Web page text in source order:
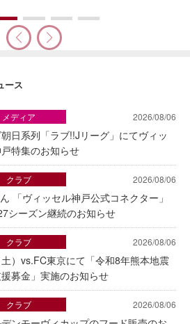
ース
2026/08/06
日系列「ラブ!!Jリーグ」にてヴィッ
特集のお知らせ
メディア
2026/08/06
「ヴィッセル神戸公式コネクター」
シーズン継続のお知らせ
クラブ
2026/08/06
）vs.FC東京にて「令和8年熊本地震
募金」実施のお知らせ
クラブ
2026/08/06
クラブ